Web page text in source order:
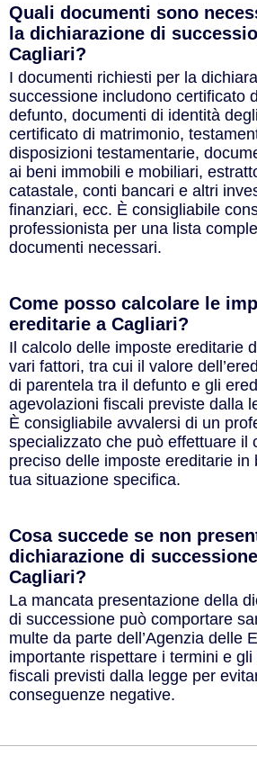
Quali documenti sono
la dichiarazione di
Cagliari?
I documenti richiesti per la
successione includono certificato
defunto, documenti di identità
certificato di matrimonio,
disposizioni testamentarie,
ai beni immobili e mobiliari,
catastale, conti bancari e altri
finanziari, ecc. È consigliabile
professionista per una lista
documenti necessari.
Come posso calcolare le
ereditarie a Cagliari?
Il calcolo delle imposte ereditarie
vari fattori, tra cui il valore
di parentela tra il defunto e gli
agevolazioni fiscali previste dalla
È consigliabile avvalersi di un
specializzato che può effettuare il
preciso delle imposte ereditarie in
tua situazione specifica.
Cosa succede se non
dichiarazione di
Cagliari?
La mancata presentazione della
di successione può comportare
multe da parte dell’Agenzia delle
importante rispettare i termini e gli
fiscali previsti dalla legge per
conseguenze negative.